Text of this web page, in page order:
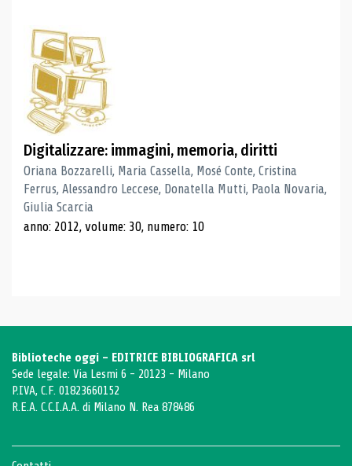
Digitalizzare: immagini, memoria, diritti
Oriana Bozzarelli, Maria Cassella, Mosé Conte, Cristina
Ferrus, Alessandro Leccese, Donatella Mutti, Paola Novaria,
Giulia Scarcia
anno: 2012, volume: 30, numero: 10
Biblioteche oggi - EDITRICE BIBLIOGRAFICA srl
Sede legale: Via Lesmi 6 - 20123 - Milano
P.IVA, C.F. 01823660152
R.E.A. C.C.I.A.A. di Milano N. Rea 878486